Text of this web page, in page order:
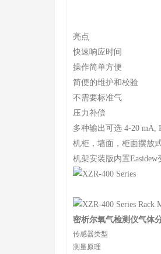
亮点
快速响应时间
操作简单方便
简便的维护和校验
不需要标准气
压力补偿
多种输出可选 4-20 mA,
机柜，墙面，柜面摆放
机架安装版内置Easidew
密析尔氧气检测仪气体
传感器类型
测量原理